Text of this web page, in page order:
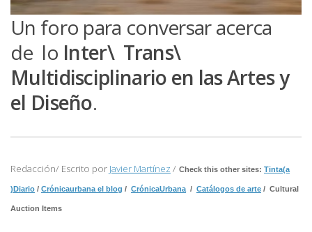
Un foro para conversar acerca
de lo Inter\ Trans\
Multidisciplinario en las Artes y
el Diseño.
Redacción/ Escrito por Javier Martínez / Check this other sites: Tinta(a
)Diario / Crónicaurbana el blog / CrónicaUrbana / Catálogos de arte / Cultural
Auction Items